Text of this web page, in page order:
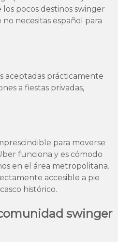
pocos destinos swinger
necesitas español para
aceptadas prácticamente
a fiestas privadas,
para moverse
funciona y es cómodo
en el área metropolitana.
accesible a pie
histórico.
swinger